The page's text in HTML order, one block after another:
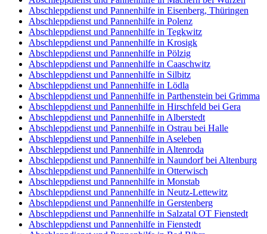
Abschleppdienst und Pannenhilfe in Eisenberg, Thüringen
Abschleppdienst und Pannenhilfe in Polenz
Abschleppdienst und Pannenhilfe in Tegkwitz
Abschleppdienst und Pannenhilfe in Krosigk
Abschleppdienst und Pannenhilfe in Pölzig
Abschleppdienst und Pannenhilfe in Caaschwitz
Abschleppdienst und Pannenhilfe in Silbitz
Abschleppdienst und Pannenhilfe in Lödla
Abschleppdienst und Pannenhilfe in Parthenstein bei Grimma
Abschleppdienst und Pannenhilfe in Hirschfeld bei Gera
Abschleppdienst und Pannenhilfe in Alberstedt
Abschleppdienst und Pannenhilfe in Ostrau bei Halle
Abschleppdienst und Pannenhilfe in Aseleben
Abschleppdienst und Pannenhilfe in Altenroda
Abschleppdienst und Pannenhilfe in Naundorf bei Altenburg
Abschleppdienst und Pannenhilfe in Otterwisch
Abschleppdienst und Pannenhilfe in Monstab
Abschleppdienst und Pannenhilfe in Neutz-Lettewitz
Abschleppdienst und Pannenhilfe in Gerstenberg
Abschleppdienst und Pannenhilfe in Salzatal OT Fienstedt
Abschleppdienst und Pannenhilfe in Fienstedt